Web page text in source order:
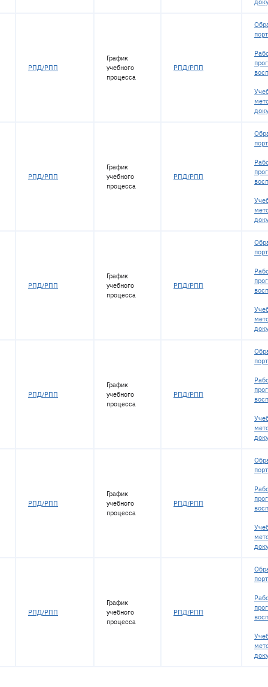
РПД/РПП
График
учебного
процесса
РПД/РПП
РПД/РПП
График
учебного
процесса
РПД/РПП
РПД/РПП
График
учебного
процесса
РПД/РПП
РПД/РПП
График
учебного
процесса
РПД/РПП
РПД/РПП
График
учебного
процесса
РПД/РПП
РПД/РПП
График
учебного
процесса
РПД/РПП